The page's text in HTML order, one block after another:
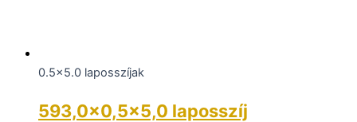
0.5x5.0 laposszíjak
593,0×0,5×5,0 laposszíj